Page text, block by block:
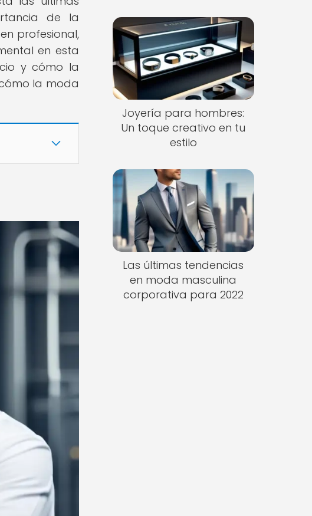
de la
profesional,
en esta
y cómo la
la moda
Joyería para hombres:
Un toque creativo en tu
estilo
Las últimas tendencias
en moda masculina
corporativa para 2022